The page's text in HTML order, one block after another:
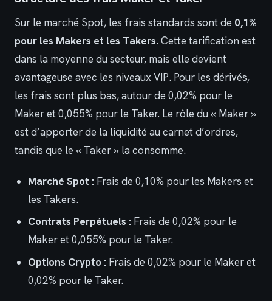
Sur le marché Spot, les frais standards sont de 0,1%
pour les Makers et les Takers. Cette tarification est
dans la moyenne du secteur, mais elle devient
avantageuse avec les niveaux VIP. Pour les dérivés,
les frais sont plus bas, autour de 0,02% pour le
Maker et 0,055% pour le Taker. Le rôle du « Maker »
est d’apporter de la liquidité au carnet d’ordres,
tandis que le « Taker » la consomme.
Marché Spot : Frais de 0,10% pour les Makers et
les Takers.
Contrats Perpétuels : Frais de 0,02% pour le
Maker et 0,055% pour le Taker.
Options Crypto : Frais de 0,02% pour le Maker et
0,02% pour le Taker.